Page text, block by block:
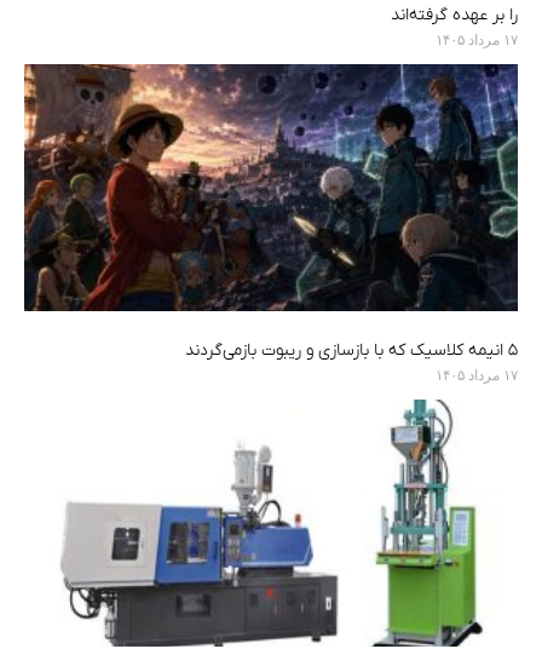
را بر عهده گرفته‌اند
۱۷ مرداد ۱۴۰۵
۵ انیمه کلاسیک که با بازسازی‌ و ریبوت بازمی‌گردند
۱۷ مرداد ۱۴۰۵